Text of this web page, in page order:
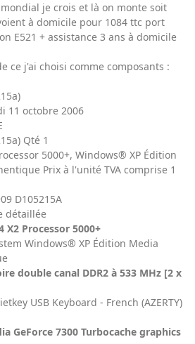
mondial je crois et là on monte soit
à domicile pour 1084 ttc port
E521 + assistance 3 ans à domicile
ce j'ai choisi comme composants :
11 octobre 2006
Qté 1
5000+, Windows® XP Édition
Prix à l'unité TVA comprise 1
D105215A
détaillée
Processor 5000+
Windows® XP Édition Media
double canal DDR2 à 533 MHz [2 x
USB Keyboard - French (AZERTY)
GeForce 7300 Turbocache graphics